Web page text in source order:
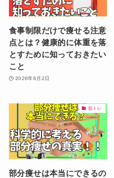
食事制限だけで痩せる注意
点とは？健康的に体重を落
とすために知っておきたい
こと
2026年8月2日
筋トレ
部分痩せは本当にできるの